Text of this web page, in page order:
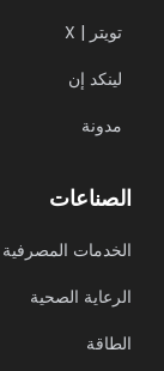
X | تويتر
لينكد إن
مدونة
الصناعات
الخدمات المصرفية
الرعاية الصحية
الطاقة